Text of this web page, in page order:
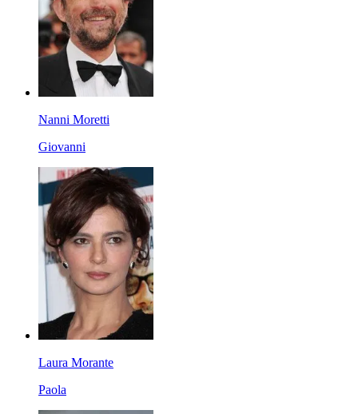
Nanni Moretti
Giovanni
Laura Morante
Paola